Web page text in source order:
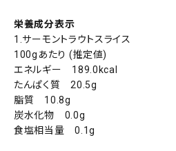
栄養成分表示
1.サーモントラウトスライス
100gあたり (推定値)
エネルギー 189.0kcal
たんぱく質 20.5g
脂質 10.8g
炭水化物 0.0g
食塩相当量 0.1g